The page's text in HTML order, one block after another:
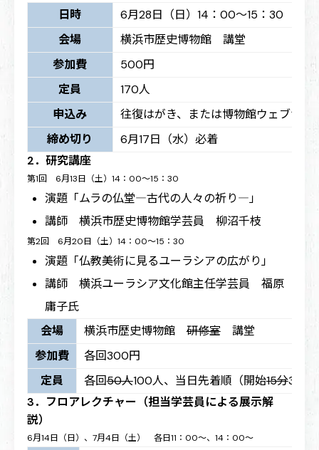
日時
6月28日（日）14：00～15：30
会場
横浜市歴史博物館 講堂
参加費
500円
定員
170人
申込み
往復はがき、または博物館ウェブサイ
締め切り
6月17日（水）必着
2．研究講座
第1回 6月13日（土）14：00～15：30
演題「ムラの仏堂―古代の人々の祈り―」
講師 横浜市歴史博物館学芸員 柳沼千枝
第2回 6月20日（土）14：00～15：30
演題「仏教美術に見るユーラシアの広がり」
講師 横浜ユーラシア文化館主任学芸員 福原
庸子氏
会場
横浜市歴史博物館研修室講堂
参加費
各回300円
定員
各回50人100人、当日先着順（開始15分30分
3．フロアレクチャー（担当学芸員による展示解
説）
6月14日（日）、7月4日（土） 各日11：00～、14：00～